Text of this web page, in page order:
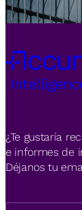
¿Te gustaría
e informes de
Déjanos tu